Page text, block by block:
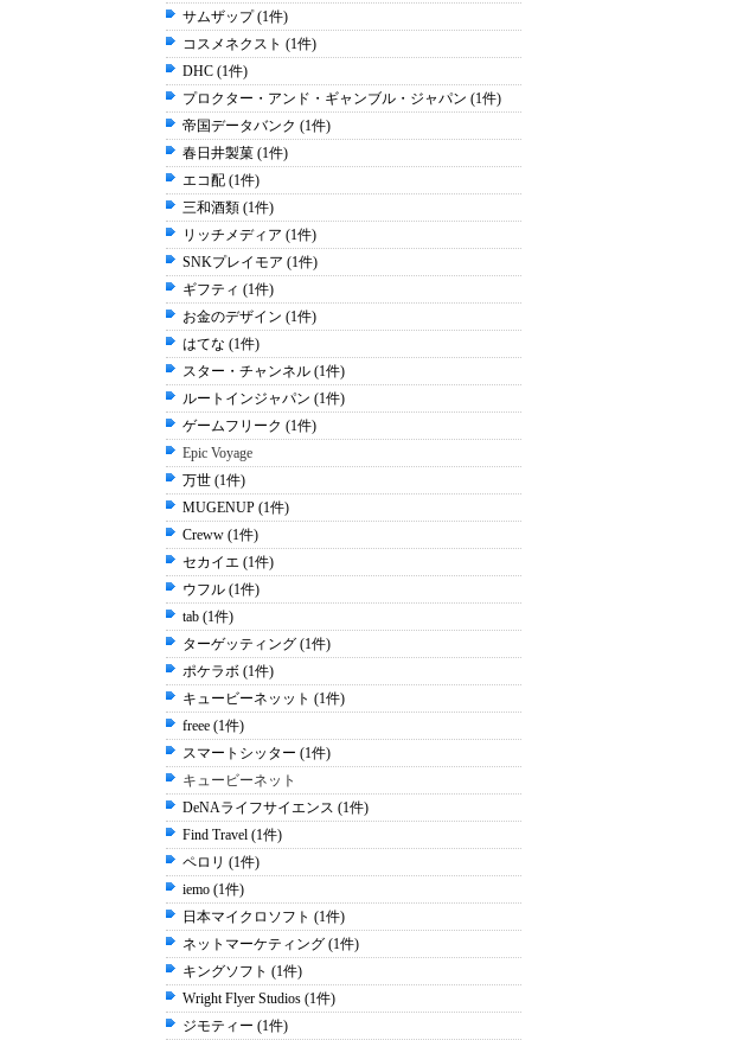
サムザップ (1件)
コスメネクスト (1件)
DHC (1件)
プロクター・アンド・ギャンブル・ジャパン (1件)
帝国データバンク (1件)
春日井製菓 (1件)
エコ配 (1件)
三和酒類 (1件)
リッチメディア (1件)
SNKプレイモア (1件)
ギフティ (1件)
お金のデザイン (1件)
はてな (1件)
スター・チャンネル (1件)
ルートインジャパン (1件)
ゲームフリーク (1件)
Epic Voyage
万世 (1件)
MUGENUP (1件)
Creww (1件)
セカイエ (1件)
ウフル (1件)
tab (1件)
ターゲッティング (1件)
ポケラボ (1件)
キュービーネッット (1件)
freee (1件)
スマートシッター (1件)
キュービーネット
DeNAライフサイエンス (1件)
Find Travel (1件)
ペロリ (1件)
iemo (1件)
日本マイクロソフト (1件)
ネットマーケティング (1件)
キングソフト (1件)
Wright Flyer Studios (1件)
ジモティー (1件)